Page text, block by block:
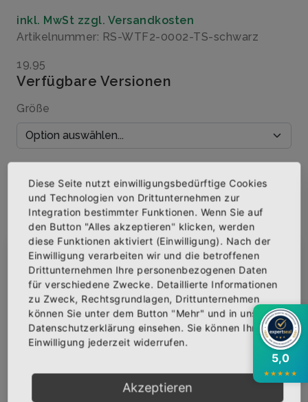
inkl. MwSt zzgl. Versandkosten
Artikelnummer: RS-WTF2-0002-TS-schwarz
19,95
Verfügbare Versionen
Größe
IN DEN WARENKORB
AUF DIE WUNSCHLISTE
BESCHREIBUNG INFOS BEWERTUNGEN
Über den Artikel
Qualitäts-T-Shirt mit hochwertigem Siebdruck
Abonniere jetzt unseren Newsletter
Bekomme die aktuellsten News über neue
Produkte und zudem einen 10% Gutschein für
deine nächste Bestellung.
5,0
★★★★★
Diese Seite nutzt einwilligungsbedürftige Cookies
und Technologien von Drittunternehmen zur
Integration bestimmter Funktionen. Wenn Sie auf
den Button "Alles akzeptieren" klicken, werden
diese Funktionen aktiviert (Einwilligung). Nach der
Einwilligung verarbeiten wir und die betroffenen
Drittunternehmen Ihre personenbezogenen Daten
für verschiedene Zwecke. Detaillierte Informationen
zu Zweck, Rechtsgrundlagen, Drittunternehmen
können Sie unter dem Button "Mehr" und in unserer
Datenschutzerklärung einsehen. Sie können Ihre
Einwilligung jederzeit widerrufen.
Akzeptieren